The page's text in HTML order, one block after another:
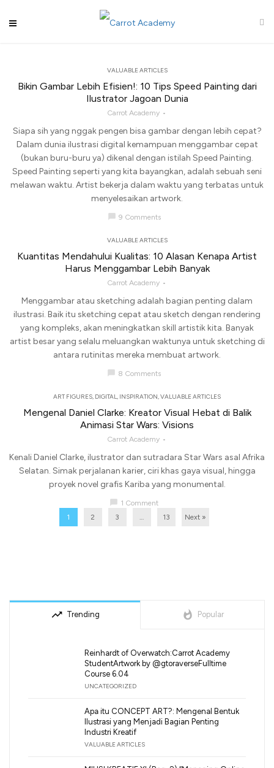
VALUABLE ARTICLES
Bikin Gambar Lebih Efisien!: 10 Tips Speed Painting dari
Ilustrator Jagoan Dunia
Carrot Academy
Siapa sih yang nggak pengen bisa gambar dengan lebih cepat?
Dalam dunia ilustrasi digital kemampuan menggambar cepat
(bukan buru-buru ya) dikenal dengan istilah Speed Painting.
Speed Painting seperti yang kita bayangkan, adalah sebuah seni
melawan waktu. Artist bekerja dalam waktu yang terbatas untuk
menyelesaikan artwork.
chat_bubble 9 Comments
VALUABLE ARTICLES
Kuantitas Mendahului Kualitas: 10 Alasan Kenapa Artist
Harus Menggambar Lebih Banyak
Carrot Academy
Menggambar atau sketching adalah bagian penting dalam
ilustrasi. Baik itu sketching cepat atau sketch dengan rendering
yang kompleks, akan meningkatkan skill artistik kita. Banyak
artist besar yang selalu meluangkan waktunya untuk sketching di
antara rutinitas mereka membuat artwork.
chat_bubble 8 Comments
ART FIGURES, DIGITAL, INSPIRATION,VALUABLE ARTICLES
Mengenal Daniel Clarke: Kreator Visual Hebat di Balik
Animasi Star Wars: Visions
Carrot Academy
Kenali Daniel Clarke, ilustrator dan sutradara Star Wars asal Afrika
Selatan. Simak perjalanan karier, ciri khas gaya visual, hingga
proyek novel grafis Kariba yang monumental.
chat_bubble 1 Comment
1
2 3 … 13 Next »
trending_up Trending whatshot Popular
Reinhardt of Overwatch:Carrot Academy
StudentArtwork by @gtoraverseFulltime
Course 6.04
UNCATEGORIZED
Apa itu CONCEPT ART?: Mengenal Bentuk
Ilustrasi yang Menjadi Bagian Penting
Industri Kreatif
VALUABLE ARTICLES